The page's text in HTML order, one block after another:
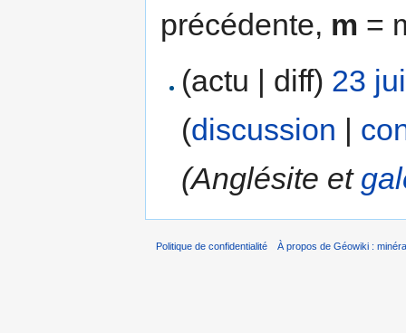
précédente, m =
(actu | diff) 23
(discussion |
(Anglésite et
Politique de confidentialité À propos de Géowiki :